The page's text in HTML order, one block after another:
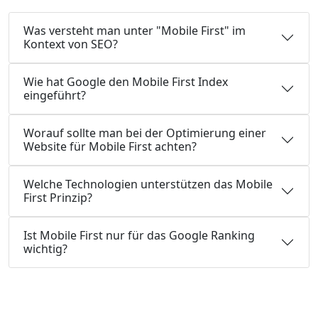
Was versteht man unter "Mobile First" im
Kontext von SEO?
Wie hat Google den Mobile First Index
eingeführt?
Worauf sollte man bei der Optimierung einer
Website für Mobile First achten?
Welche Technologien unterstützen das Mobile
First Prinzip?
Ist Mobile First nur für das Google Ranking
wichtig?